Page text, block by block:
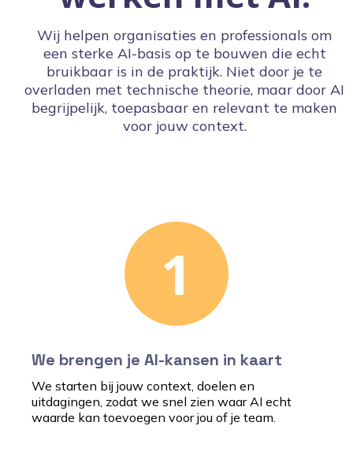
Wij helpen organisaties en professionals om
een sterke AI-basis op te bouwen die echt
bruikbaar is in de praktijk. Niet door je te
overladen met technische theorie, maar door AI
begrijpelijk, toepasbaar en relevant te maken
voor jouw context.
We brengen je AI-kansen in kaart
We starten bij jouw context, doelen en
uitdagingen, zodat we snel zien waar AI echt
waarde kan toevoegen voor jou of je team.